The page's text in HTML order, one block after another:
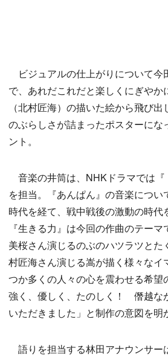
ビジュアルの仕上がりについて今
で、あれだこれだと楽しくにぎや
（北村匠海）の描いた絵から飛び
のぶらしさが詰まったポスターにな
ント。
音楽の井筒は、NHKドラマでは
を担当。『あんぱん』の音楽につい
時代を経て、戦中戦後の激動の時代
『生きる力』は今回の作曲のテー
美桜さん演じるのぶのハツラツとた
村匠海さん演じる嵩が描く様々なイ
つか多くの人々の心を震わせる希望
強く、優しく、たのしく！ 僭越な
いただきました」と制作の意図を明
語りを担当する林田アナウンサー